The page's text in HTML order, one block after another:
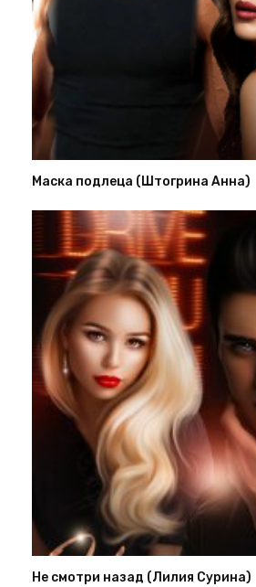
Маска подлеца (Штогрина Анна)
Не смотри назад (Лилия Сурина)